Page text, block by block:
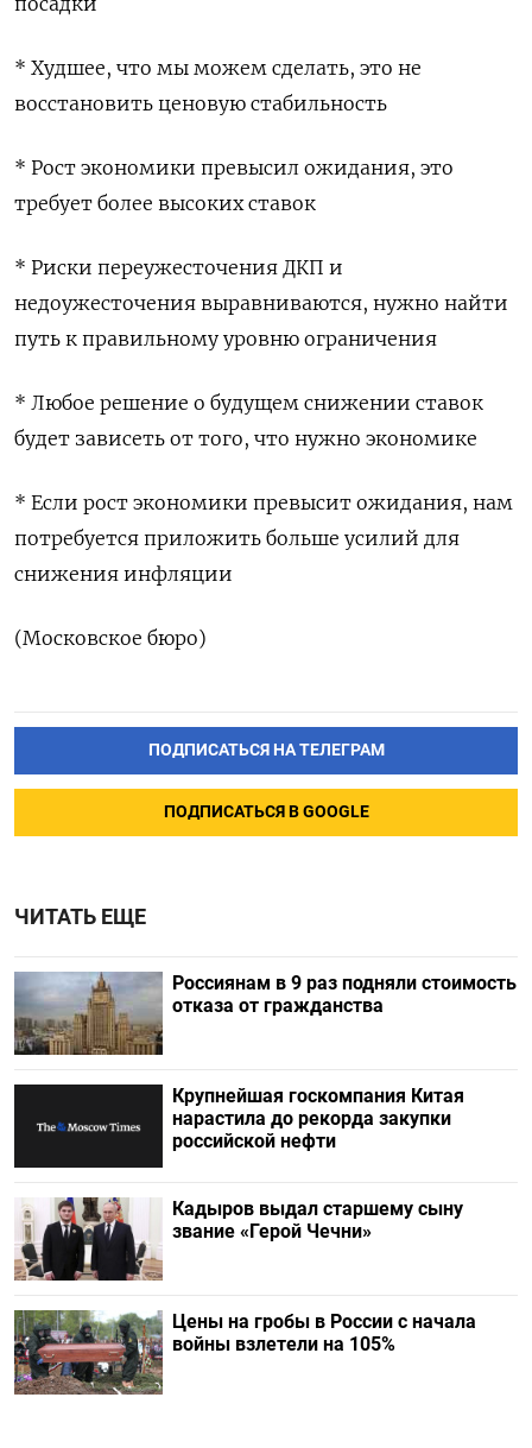
* Худшее, что мы можем сделать, это не
восстановить ценовую стабильность
* Рост экономики превысил ожидания, это
требует более высоких ставок
* Риски переужесточения ДКП и
недоужесточения выравниваются, нужно найти
путь к правильному уровню ограничения
* Любое решение о будущем снижении ставок
будет зависеть от того, что нужно экономике
* Если рост экономики превысит ожидания, нам
потребуется приложить больше усилий для
снижения инфляции
(Московское бюро)
ПОДПИСАТЬСЯ НА ТЕЛЕГРАМ
ПОДПИСАТЬСЯ В GOOGLE
ЧИТАТЬ ЕЩЕ
Россиянам в 9 раз подняли стоимость
отказа от гражданства
Крупнейшая госкомпания Китая
нарастила до рекорда закупки
российской нефти
Кадыров выдал старшему сыну
звание «Герой Чечни»
Цены на гробы в России с начала
войны взлетели на 105%